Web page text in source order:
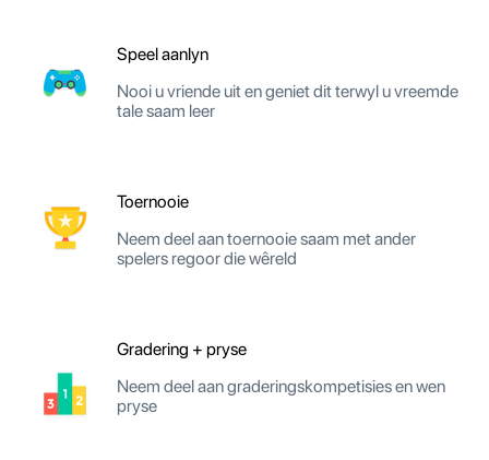
Speel aanlyn
Nooi u vriende uit en geniet dit terwyl u vreemde
tale saam leer
Toernooie
Neem deel aan toernooie saam met ander
spelers regoor die wêreld
Gradering + pryse
Neem deel aan graderingskompetisies en wen
pryse